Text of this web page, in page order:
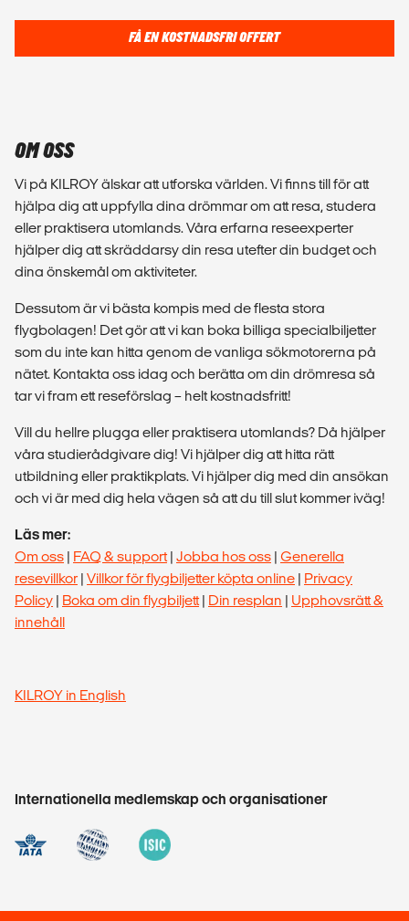
FÅ EN KOSTNADSFRI OFFERT
OM OSS
Vi på KILROY älskar att utforska världen. Vi finns till för att
hjälpa dig att uppfylla dina drömmar om att resa, studera
eller praktisera utomlands. Våra erfarna reseexperter
hjälper dig att skräddarsy din resa utefter din budget och
dina önskemål om aktiviteter.
Dessutom är vi bästa kompis med de flesta stora
flygbolagen! Det gör att vi kan boka billiga specialbiljetter
som du inte kan hitta genom de vanliga sökmotorerna på
nätet. Kontakta oss idag och berätta om din drömresa så
tar vi fram ett reseförslag – helt kostnadsfritt!
Vill du hellre plugga eller praktisera utomlands? Då hjälper
våra studierådgivare dig! Vi hjälper dig att hitta rätt
utbildning eller praktikplats. Vi hjälper dig med din ansökan
och vi är med dig hela vägen så att du till slut kommer iväg!
Läs mer:
Om oss | FAQ & support| Jobba hos oss | Generella
resevillkor | Villkor för flygbiljetter köpta online | Privacy
Policy | Boka om din flygbiljett| Din resplan | Upphovsrätt &
innehåll
KILROY in English
Internationella medlemskap och organisationer